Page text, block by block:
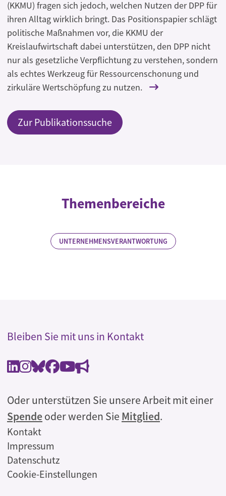
(KKMU) fragen sich jedoch, welchen Nutzen der DPP für
ihren Alltag wirklich bringt. Das Positionspapier schlägt
politische Maßnahmen vor, die KKMU der
Kreislaufwirtschaft dabei unterstützen, den DPP nicht
nur als gesetzliche Verpflichtung zu verstehen, sondern
als echtes Werkzeug für Ressourcenschonung und
zirkuläre Wertschöpfung zu nutzen.
Zur Publikationssuche
Themenbereiche
UNTERNEHMENSVERANTWORTUNG
Bleiben Sie mit uns in Kontakt
Oder unterstützen Sie unsere Arbeit mit einer
Spendeoder werden Sie Mitglied.
Rechtliches
Kontakt
Impressum
Datenschutz
Cookie-Einstellungen